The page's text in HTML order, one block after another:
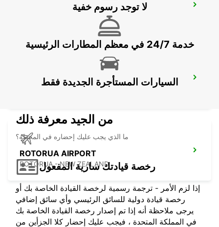
CHRISTCHURCH AIRPORT
CHRISTCHURCH - NEW ZEALAND
GREYMOUTH
ROTORUA AIRPORT
ROTORUA - NEW ZEALAND
لا توجد رسوم خفية
خدمة 24/7 في معظم المطارات الرئيسية
السيارات المستأجرة الجديدة فقط
من الجيد معرفة ذلك
ما الذي يجب عليك إحضاره في المحطة؟
رخصة قيادتك سارية المفعول
إذا لزم الأمر - ترجمة رسمية لرخصة القيادة الخاصة بك أو
رخصة قيادة دولية للسائق الرئيسي وأي سائق إضافي
يرجى ملاحظة أنه إذا تم إصدار رخصة القيادة الخاصة بك
في المملكة المتحدة ، فيجب عليك إحضار كلا الجزأين من